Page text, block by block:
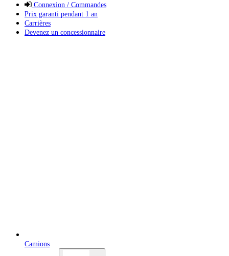
Connexion / Commandes
Prix garanti pendant 1 an
Carrières
Devenez un concessionnaire
Camions